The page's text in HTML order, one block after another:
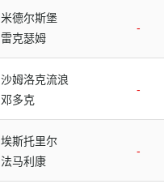
米德尔斯堡
-
雷克瑟姆
沙姆洛克流浪
-
邓多克
埃斯托里尔
-
法马利康